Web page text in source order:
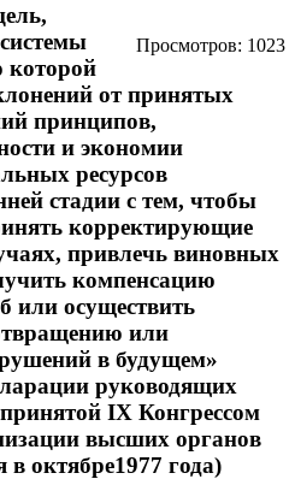
Просмотров: 1023
которой
от принятых
принципов,
и экономии
ресурсов
стадии с тем, чтобы
корректирующие
привлечь виновных
компенсацию
или осуществить
или
в будущем»
руководящих
IX Конгрессом
высших органов
октябре1977 года)